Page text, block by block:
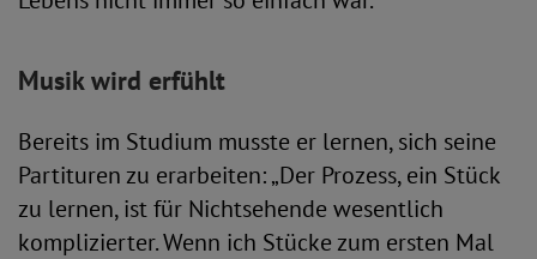
Musik wird erfühlt
Bereits im Studium musste er lernen, sich seine
Partituren zu erarbeiten: „Der Prozess, ein Stück
zu lernen, ist für Nichtsehende wesentlich
komplizierter. Wenn ich Stücke zum ersten Mal